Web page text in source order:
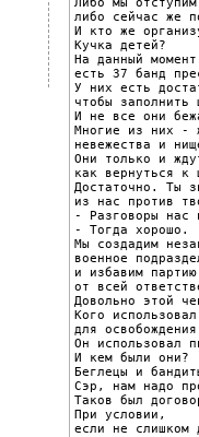
либо сейчас же
И кто же
Кучка детей?
На данный
есть 37 банд
У них есть
чтобы заполнить
И не все они
Многие из них -
невежества и
Они только и
как вернуться к
Достаточно. Ты
из нас против
- Разговоры нас
- Тогда хорошо.
Мы создадим
военное
и избавим партию
от всей
Довольно этой
Кого
для
Он использовал
И кем были они?
Беглецы и
Сэр, нам надо
Таков был
При условии,
если не слишком